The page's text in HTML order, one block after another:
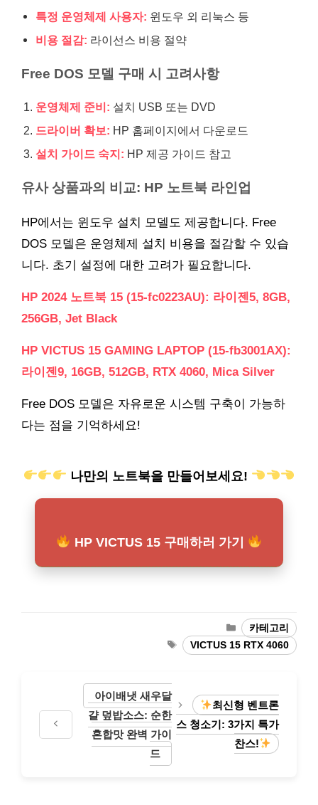
특정 운영체제 사용자: 윈도우 외 리눅스 등
비용 절감: 라이선스 비용 절약
Free DOS 모델 구매 시 고려사항
운영체제 준비: 설치 USB 또는 DVD
드라이버 확보: HP 홈페이지에서 다운로드
설치 가이드 숙지: HP 제공 가이드 참고
유사 상품과의 비교: HP 노트북 라인업
HP에서는 윈도우 설치 모델도 제공합니다. Free
DOS 모델은 운영체제 설치 비용을 절감할 수 있습
니다. 초기 설정에 대한 고려가 필요합니다.
HP 2024 노트북 15 (15-fc0223AU): 라이젠5, 8GB,
256GB, Jet Black
HP VICTUS 15 GAMING LAPTOP (15-fb3001AX):
라이젠9, 16GB, 512GB, RTX 4060, Mica Silver
Free DOS 모델은 자유로운 시스템 구축이 가능하
다는 점을 기억하세요!
나만의 노트북을 만들어보세요!
HP VICTUS 15 구매하러 가기
카
테
고
카테고리
태
그
VICTUS 15 RTX 4060
아이배냇 새우달
걀 덮밥소스: 순한
혼합맛 완벽 가이
드
최신형 벤트론
스 청소기: 3가지 특가
찬스!